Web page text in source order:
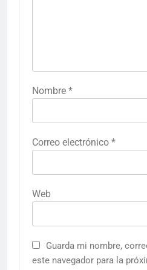
Nombre *
Correo electrónico *
Web
Guarda mi nombre,
este navegador para la